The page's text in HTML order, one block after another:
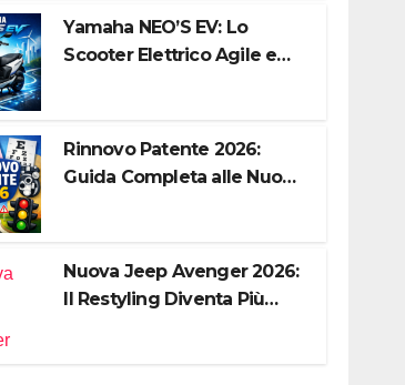
Yamaha NEO’S EV: Lo
Scooter Elettrico Agile e
Rinnovo Patente 2026:
Guida Completa alle Nuove
Nuova Jeep Avenger 2026:
Il Restyling Diventa Più